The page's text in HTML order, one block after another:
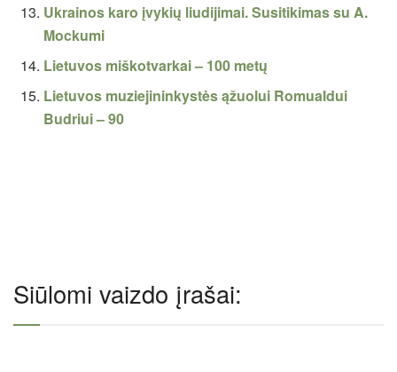
Ukrainos karo įvykių liudijimai. Susitikimas su A.
Mockumi
Lietuvos miškotvarkai – 100 metų
Lietuvos muziejininkystės ąžuolui Romualdui
Budriui – 90
Siūlomi vaizdo įrašai: